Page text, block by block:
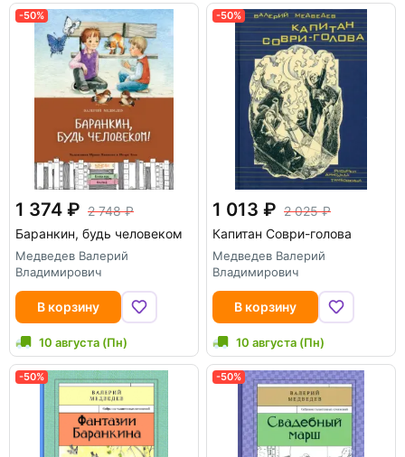
-50%
1 374
2 748
Баранкин, будь человеком
Медведев Валерий
Владимирович
В корзину
10 августа (Пн)
-50%
1 013
2 025
Капитан Соври-голова
Медведев Валерий
Владимирович
В корзину
10 августа (Пн)
-50% -50%